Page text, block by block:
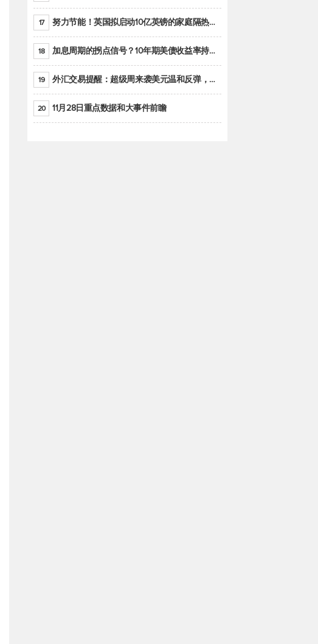
17 努力节能！英国拟启动10亿英镑的家庭隔热工程 减少能源消耗
18 加息周期的拐点信号？10年期美债收益率持续低于联邦基金利率目标区间
19 外汇交易提醒：超级周来袭美元温和反弹，警惕筑底可能性
20 11月28日重点数据和大事件前瞻